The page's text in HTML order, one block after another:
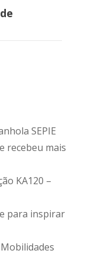
SEPIE
recebeu mais
KA120 –
para inspirar